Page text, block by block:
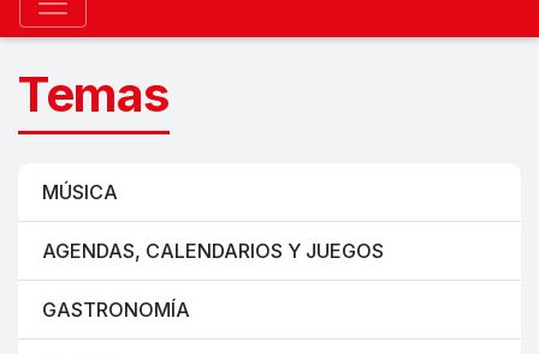
Temas
MÚSICA
AGENDAS, CALENDARIOS Y JUEGOS
GASTRONOMÍA